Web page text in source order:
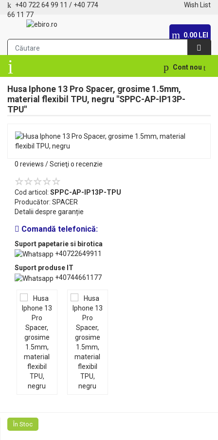
+40 722 64 99 11 / +40 774
66 11 77
Wish List
0.00 LEI
Cont nou
Husa Iphone 13 Pro Spacer, grosime 1.5mm,
material flexibil TPU, negru "SPPC-AP-IP13P-
TPU"
0 reviews /Scrieţi o recenzie
Cod articol: SPPC-AP-IP13P-TPU
Producător: SPACER
Detalii despre garanție
Comandă telefonică:
Suport papetarie si birotica
+40722649911
Suport produse IT
+40744661177
În Stoc